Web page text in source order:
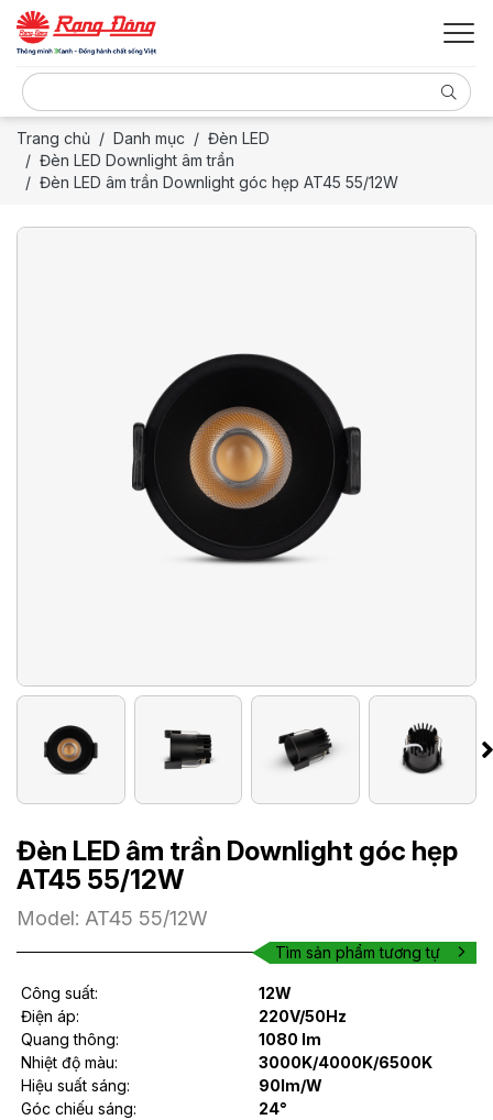
Trang chủ Danh mục
Đèn LED
Đèn LED Downlight âm trần
Đèn LED âm trần Downlight góc hẹp AT45 55/12W
Đèn LED âm trần Downlight góc hẹp
AT45 55/12W
Model: AT45 55/12W
Tìm sản phẩm tương tự
Công suất:
12W
Điện áp:
220V/50Hz
Quang thông:
1080 lm
Nhiệt độ màu:
3000K/4000K/6500K
Hiệu suất sáng:
90lm/W
Góc chiếu sáng:
24°